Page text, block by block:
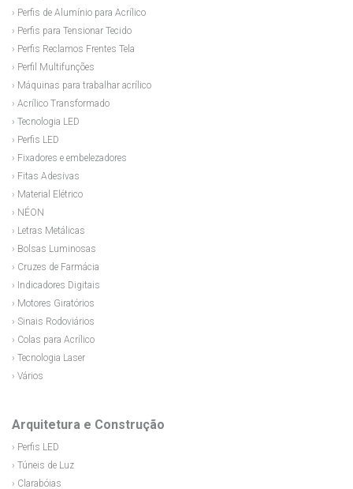
› Perfis de Alumínio para Acrílico
› Perfis para Tensionar Tecido
› Perfis Reclamos Frentes Tela
› Perfil Multifunções
› Máquinas para trabalhar acrílico
› Acrílico Transformado
› Tecnologia LED
› Perfis LED
› Fixadores e embelezadores
› Fitas Adesivas
› Material Elétrico
› NÉON
› Letras Metálicas
› Bolsas Luminosas
› Cruzes de Farmácia
› Indicadores Digitais
› Motores Giratórios
› Sinais Rodoviários
› Colas para Acrílico
› Tecnologia Laser
› Vários
Arquitetura e Construção
› Perfis LED
› Túneis de Luz
› Clarabóias